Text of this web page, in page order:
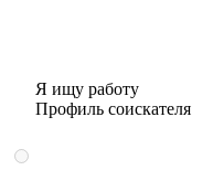
Я ищу работу
Профиль соискателя